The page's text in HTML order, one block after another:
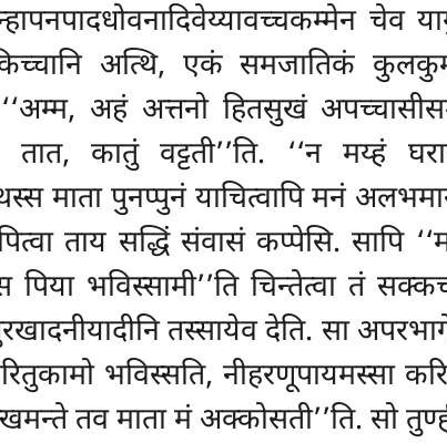
चेव
अत्थि, एकं समजातिकं
अहं अत्तनो हितसुखं
तात, कातुं वट्टती’’ति. ‘‘न मय्हं
माता पुनप्पुनं याचित्वापि मनं
ताय सद्धिं संवासं कप्पेसि. सापि
पिया भविस्सामी’’ति चिन्तेत्वा तं
तस्सायेव देति. सा
भविस्सति, नीहरणूपायमस्सा
तव माता मं अक्कोसती’’ति. सो